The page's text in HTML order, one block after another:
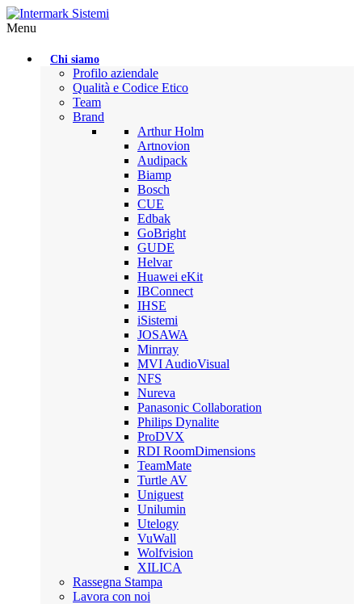
Menu
Chi siamo
Profilo aziendale
Qualità e Codice Etico
Team
Brand
Arthur Holm
Artnovion
Audipack
Biamp
Bosch
CUE
Edbak
GoBright
GUDE
Helvar
Huawei eKit
IBConnect
IHSE
iSistemi
JOSAWA
Minrray
MVI AudioVisual
NFS
Nureva
Panasonic Collaboration
Philips Dynalite
ProDVX
RDI RoomDimensions
TeamMate
Turtle AV
Uniguest
Unilumin
Utelogy
VuWall
Wolfvision
XILICA
Rassegna Stampa
Lavora con noi